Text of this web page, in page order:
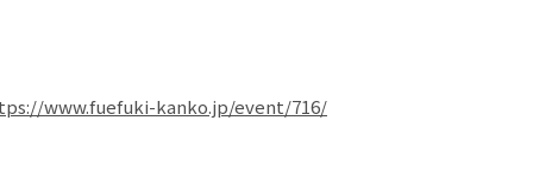
www.fuefuki-kanko.jp/event/716/